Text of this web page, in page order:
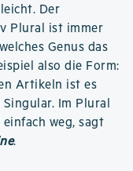
Der
Plural ist immer
Genus das
also die Form:
Artikeln ist es
Im Plural
weg, sagt
.